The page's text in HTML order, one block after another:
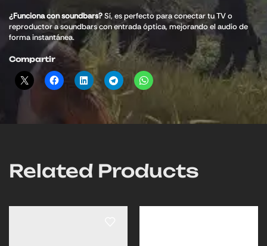
¿Funciona con soundbars?Sí, es perfecto para conectar tu TV o
reproductor a soundbars con entrada óptica, mejorando el audio de
forma instantánea.
Compartir
Related Products